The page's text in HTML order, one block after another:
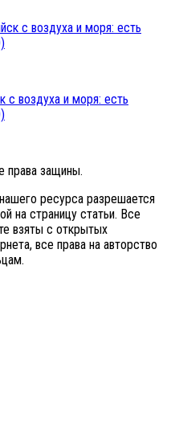
с воздуха и моря: есть
права защины.
ресурса разрешается
на страницу статьи. Все
взяты с открытых
все права на авторство